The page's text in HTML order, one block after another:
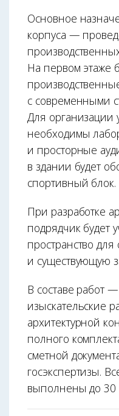
Основное
корпуса —
На первом этаже
с современными
Для организации
необходимы
и просторные
в здании будет
спортивный блок.
При разработке
подрядчик будет
пространство для
и существующую
В составе работ
изыскательские
архитектурной
полного
сметной
госэкспертизы.
выполнены до 30